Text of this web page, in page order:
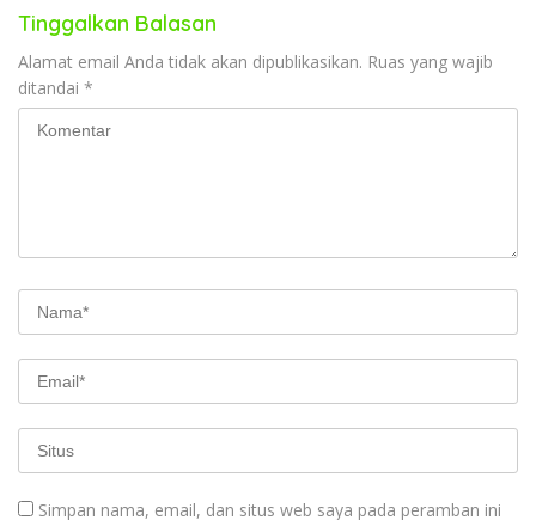
Tinggalkan Balasan
Alamat email Anda tidak akan dipublikasikan. Ruas yang wajib
ditandai *
Simpan nama, email, dan situs web saya pada peramban ini